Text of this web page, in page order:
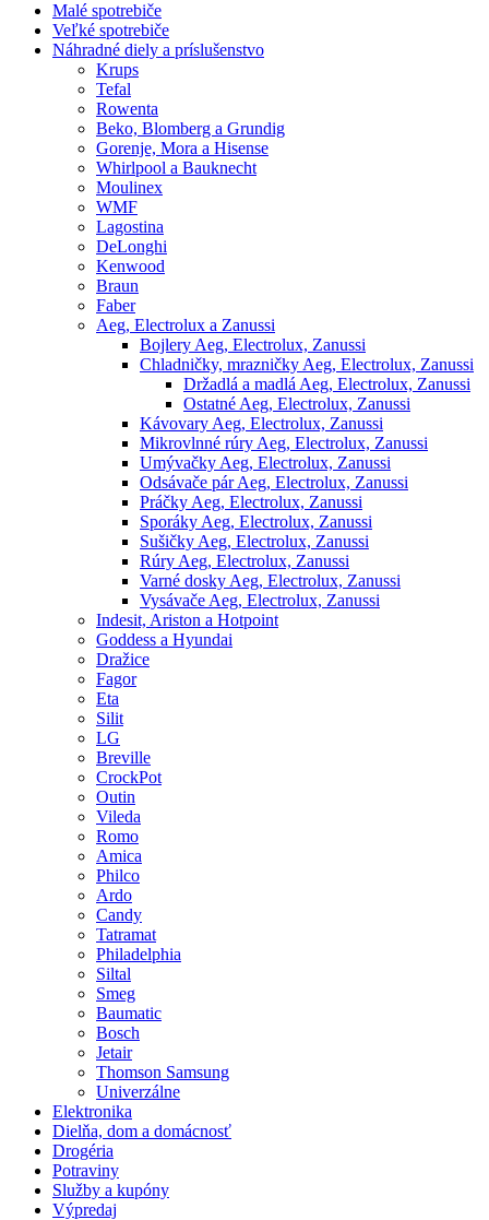
Malé spotrebiče
Veľké spotrebiče
Náhradné diely a príslušenstvo
Krups
Tefal
Rowenta
Beko, Blomberg a Grundig
Gorenje, Mora a Hisense
Whirlpool a Bauknecht
Moulinex
WMF
Lagostina
DeLonghi
Kenwood
Braun
Faber
Aeg, Electrolux a Zanussi
Bojlery Aeg, Electrolux, Zanussi
Chladničky, mrazničky Aeg, Electrolux, Zanussi
Držadlá a madlá Aeg, Electrolux, Zanussi
Ostatné Aeg, Electrolux, Zanussi
Kávovary Aeg, Electrolux, Zanussi
Mikrovlnné rúry Aeg, Electrolux, Zanussi
Umývačky Aeg, Electrolux, Zanussi
Odsávače pár Aeg, Electrolux, Zanussi
Práčky Aeg, Electrolux, Zanussi
Sporáky Aeg, Electrolux, Zanussi
Sušičky Aeg, Electrolux, Zanussi
Rúry Aeg, Electrolux, Zanussi
Varné dosky Aeg, Electrolux, Zanussi
Vysávače Aeg, Electrolux, Zanussi
Indesit, Ariston a Hotpoint
Goddess a Hyundai
Dražice
Fagor
Eta
Silit
LG
Breville
CrockPot
Outin
Vileda
Romo
Amica
Philco
Ardo
Candy
Tatramat
Philadelphia
Siltal
Smeg
Baumatic
Bosch
Jetair
Thomson Samsung
Univerzálne
Elektronika
Dielňa, dom a domácnosť
Drogéria
Potraviny
Služby a kupóny
Výpredaj